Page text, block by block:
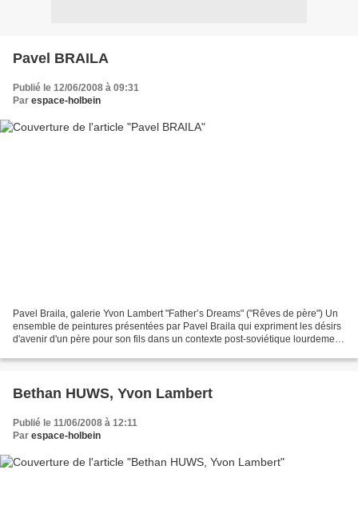
Pavel BRAILA
Publié le 12/06/2008 à 09:31
Par espace-holbein
Pavel Braila, galerie Yvon Lambert "Father’s Dreams" ("Rêves de père") Un
ensemble de peintures présentées par Pavel Braila qui expriment les désirs
d'avenir d'un père pour son fils dans un contexte post-soviétique lourdement
Bethan HUWS, Yvon Lambert
Publié le 11/06/2008 à 12:11
Par espace-holbein